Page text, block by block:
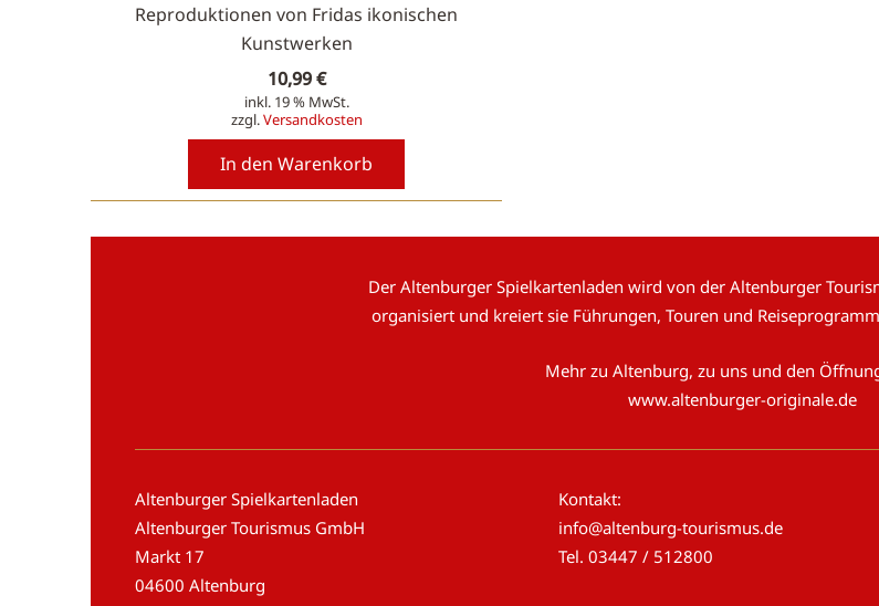
Reproduktionen von Fridas ikonischen
Kunstwerken
10,99€
inkl. 19 % MwSt.
zzgl.Versandkosten
In den Warenkorb
Der Altenburger Spielkartenladen wird von der Altenburger
organisiert und kreiert sie Führungen, Touren und
Mehr zu Altenburg, zu uns und den
www.altenburger-originale.de
Altenburger Spielkartenladen
Altenburger Tourismus GmbH
Markt 17
04600 Altenburg
Kontakt:
info@altenburg-tourismus.de
Tel. 03447 / 512800